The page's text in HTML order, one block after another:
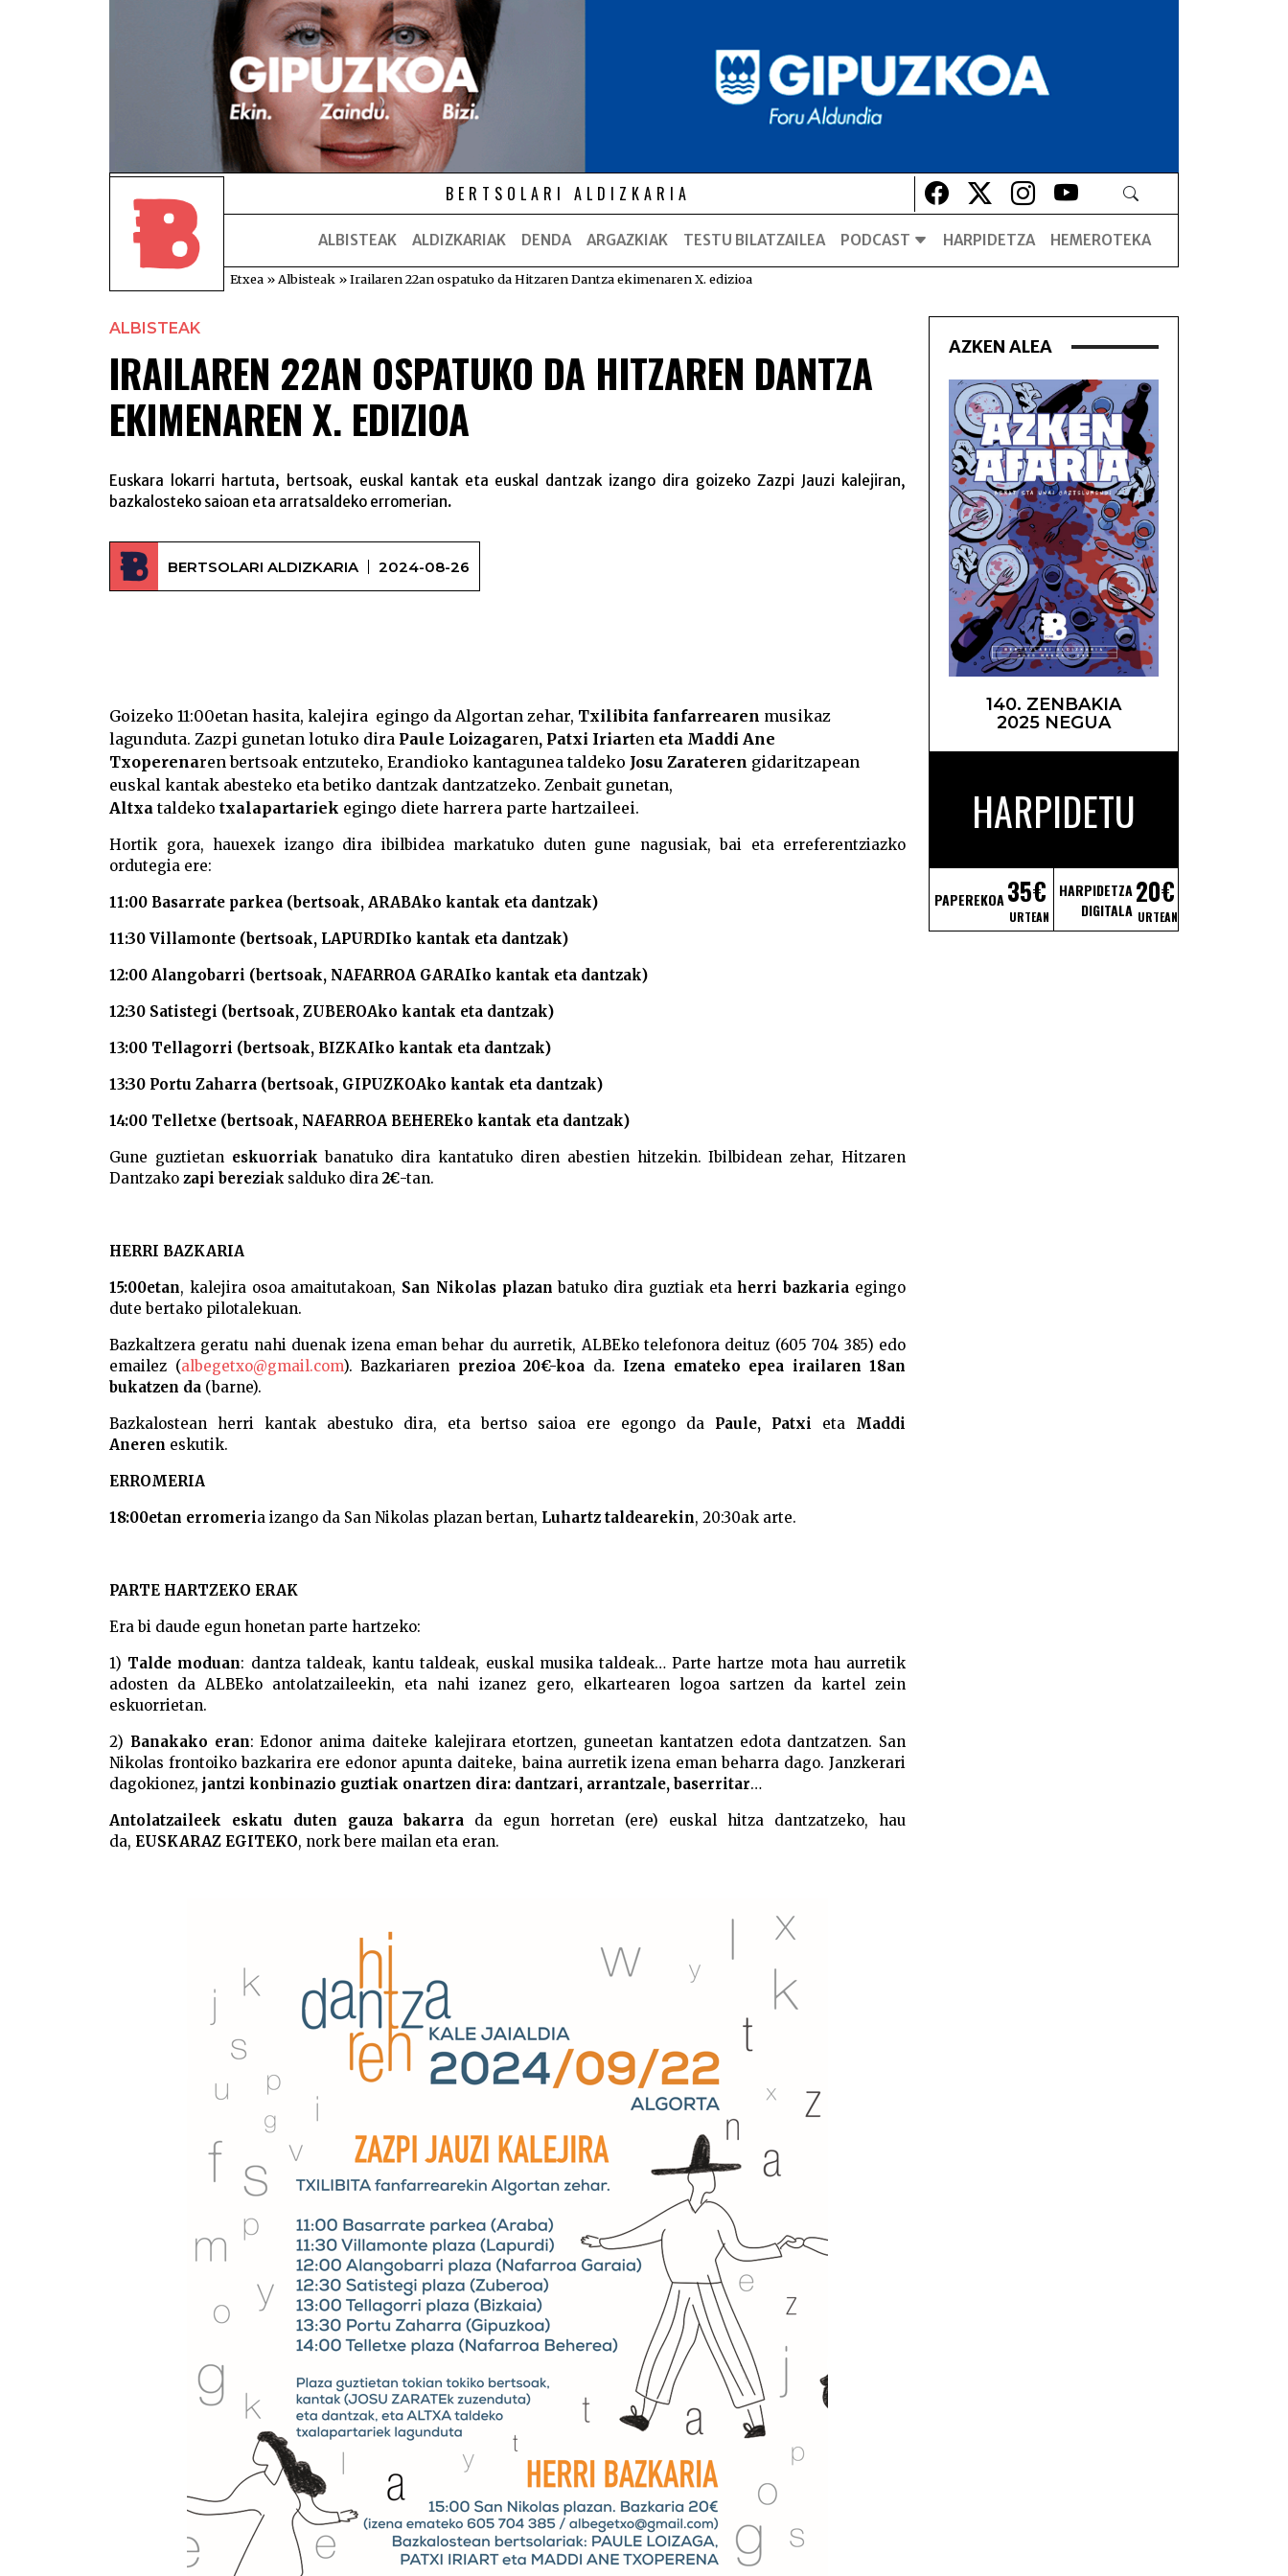
BERTSOLARI ALDIZKARIA Lehio berrian irekiko da
Lehio berrian irekiko da
Lehio berrian irekiko da
Lehio berrian irekiko da
ALBISTEAK ALDIZKARIAK DENDA ARGAZKIAK TESTU BILATZAILEA PODCAST HARPIDETZA HEMEROTEKA
Etxea » Albisteak »Irailaren 22an ospatuko da Hitzaren Dantza ekimenaren X. edizioa
ALBISTEAK
IRAILAREN 22AN OSPATUKO DA HITZAREN DANTZA
EKIMENAREN X. EDIZIOA
Euskara lokarri hartuta, bertsoak, euskal kantak eta euskal dantzak izango dira goizeko Zazpi Jauzi kalejiran,
bazkalosteko saioan eta arratsaldeko erromerian.
BERTSOLARI ALDIZKARIA 2024-08-26
Goizeko 11:00etan hasita, kalejira egingo da Algortan zehar, Txilibita fanfarrearen musikaz
lagunduta. Zazpi gunetan lotuko dira Paule Loizagaren, Patxi Iriarten eta Maddi Ane
Txoperenaren bertsoak entzuteko, Erandioko kantagunea taldeko Josu Zarateren gidaritzapean
euskal kantak abesteko eta betiko dantzak dantzatzeko. Zenbait gunetan,
Altxataldeko txalapartariek egingo diete harrera parte hartzaileei.
Hortik gora, hauexek izango dira ibilbidea markatuko duten gune nagusiak, bai eta erreferentziazko
ordutegia ere:
11:00 Basarrate parkea (bertsoak, ARABAko kantak eta dantzak)
11:30 Villamonte (bertsoak, LAPURDIko kantak eta dantzak)
12:00 Alangobarri (bertsoak, NAFARROA GARAIko kantak eta dantzak)
12:30 Satistegi (bertsoak, ZUBEROAko kantak eta dantzak)
13:00 Tellagorri (bertsoak, BIZKAIko kantak eta dantzak)
13:30 Portu Zaharra (bertsoak, GIPUZKOAko kantak eta dantzak)
14:00 Telletxe (bertsoak, NAFARROA BEHEREko kantak eta dantzak)
Gune guztietan eskuorriak banatuko dira kantatuko diren abestien hitzekin. Ibilbidean zehar, Hitzaren
Dantzako zapi bereziak salduko dira 2€-tan.
HERRI BAZKARIA
15:00etan, kalejira osoa amaitutakoan, San Nikolas plazan batuko dira guztiak etaherri bazkaria egingo
dute bertako pilotalekuan.
Bazkaltzera geratu nahi duenak izena eman behar du aurretik, ALBEko telefonora deituz (605 704 385) edo
emailez (albegetxo@gmail.com). Bazkariaren prezioa 20€-koa da. Izena emateko epea irailaren 18an
bukatzen da (barne).
Bazkalostean herri kantak abestuko dira, eta bertso saioa ere egongo da Paule, Patxi eta Maddi
Aneren eskutik.
ERROMERIA
18:00etan erromeria izango da San Nikolas plazan bertan, Luhartz taldearekin, 20:30ak arte.
PARTE HARTZEKO ERAK
Era bi daude egun honetan parte hartzeko:
1) Talde moduan: dantza taldeak, kantu taldeak, euskal musika taldeak… Parte hartze mota hau aurretik
adosten da ALBEko antolatzaileekin, eta nahi izanez gero, elkartearen logoa sartzen da kartel zein
eskuorrietan.
2) Banakako eran: Edonor anima daiteke kalejirara etortzen, guneetan kantatzen edota dantzatzen. San
Nikolas frontoiko bazkarira ere edonor apunta daiteke, baina aurretik izena eman beharra dago. Janzkerari
dagokionez, jantzi konbinazio guztiak onartzen dira: dantzari, arrantzale, baserritar…
Antolatzaileek eskatu duten gauza bakarra da egun horretan (ere) euskal hitza dantzatzeko, hau
da, EUSKARAZ EGITEKO, nork bere mailan eta eran.
AZKEN ALEA
140. ZENBAKIA
2025 NEGUA
HARPIDETU
PAPEREKOA35€
URTEAN
HARPIDETZA
DIGITALA
20€
URTEAN